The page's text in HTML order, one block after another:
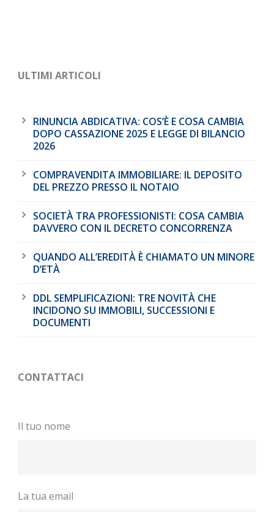
ULTIMI ARTICOLI
RINUNCIA ABDICATIVA: COS’È E COSA CAMBIA
DOPO CASSAZIONE 2025 E LEGGE DI BILANCIO
2026
COMPRAVENDITA IMMOBILIARE: IL DEPOSITO
DEL PREZZO PRESSO IL NOTAIO
SOCIETÀ TRA PROFESSIONISTI: COSA CAMBIA
DAVVERO CON IL DECRETO CONCORRENZA
QUANDO ALL’EREDITÀ È CHIAMATO UN MINORE
D’ETÀ
DDL SEMPLIFICAZIONI: TRE NOVITÀ CHE
INCIDONO SU IMMOBILI, SUCCESSIONI E
DOCUMENTI
CONTATTACI
Il tuo nome
La tua email